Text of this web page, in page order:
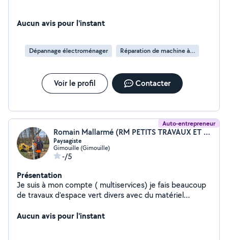
Aucun avis pour l'instant
Dépannage électroménager Réparation de machine à laver
Voir le profil Contacter
Auto-entrepreneur
Romain Mallarmé (RM PETITS TRAVAUX ET SERVICES)
Paysagiste
Gimouille (Gimouille)
-/5
Présentation
Je suis à mon compte ( multiservices) je fais beaucoup
de travaux d'espace vert divers avec du matériel
suis expérimenté dans le bricolage qui est une de mes
Aucun avis pour l'instant